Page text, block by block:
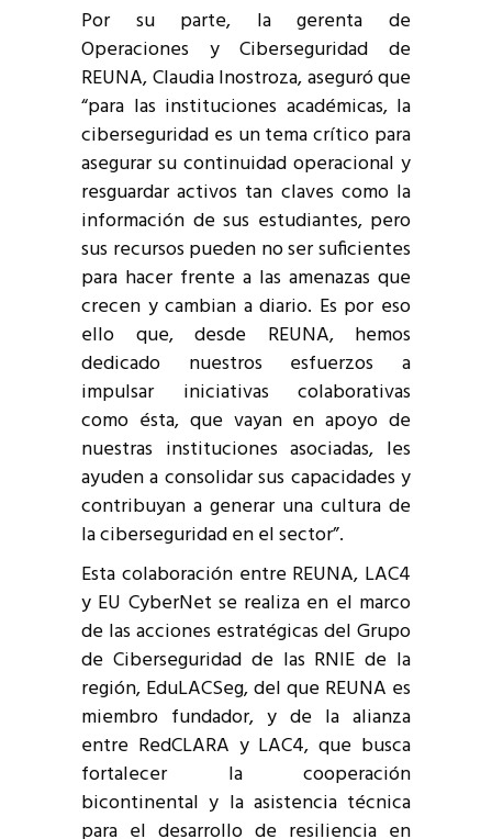
Por su parte, la gerenta de
Operaciones y Ciberseguridad de
REUNA, Claudia Inostroza, aseguró que
“para las instituciones académicas, la
ciberseguridad es un tema crítico para
asegurar su continuidad operacional y
resguardar activos tan claves como la
información de sus estudiantes, pero
sus recursos pueden no ser suficientes
para hacer frente a las amenazas que
crecen y cambian a diario. Es por eso
ello que, desde REUNA, hemos
dedicado nuestros esfuerzos a
impulsar iniciativas colaborativas
como ésta, que vayan en apoyo de
nuestras instituciones asociadas, les
ayuden a consolidar sus capacidades y
contribuyan a generar una cultura de
la ciberseguridad en el sector”.
Esta colaboración entre REUNA, LAC4
y EU CyberNet se realiza en el marco
de las acciones estratégicas del Grupo
de Ciberseguridad de las RNIE de la
región, EduLACSeg, del que REUNA es
miembro fundador, y de la alianza
entre RedCLARA y LAC4, que busca
fortalecer la cooperación
bicontinental y la asistencia técnica
para el desarrollo de resiliencia en